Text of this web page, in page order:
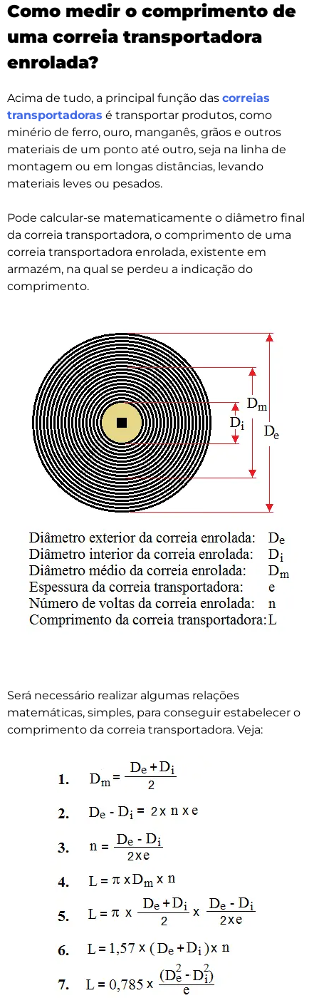
Como medir o comprimento de
uma correia transportadora
enrolada?
Acima de tudo, a principal função das correias
transportadoras é transportar produtos, como
minério de ferro, ouro, manganês, grãos e outros
materiais de um ponto até outro, seja na linha de
montagem ou em longas distâncias, levando
materiais leves ou pesados.
Pode calcular-se matematicamente o diâmetro final
da correia transportadora, o comprimento de uma
correia transportadora enrolada, existente em
armazém, na qual se perdeu a indicação do
comprimento.
Será necessário realizar algumas relações
matemáticas, simples, para conseguir estabelecer o
comprimento da correia transportadora. Veja: